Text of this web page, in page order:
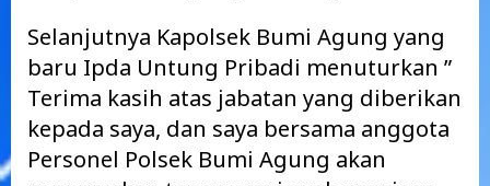
Selanjutnya Kapolsek Bumi Agung yang
baru Ipda Untung Pribadi menuturkan ”
Terima kasih atas jabatan yang diberikan
kepada saya, dan saya bersama anggota
Personel Polsek Bumi Agung akan